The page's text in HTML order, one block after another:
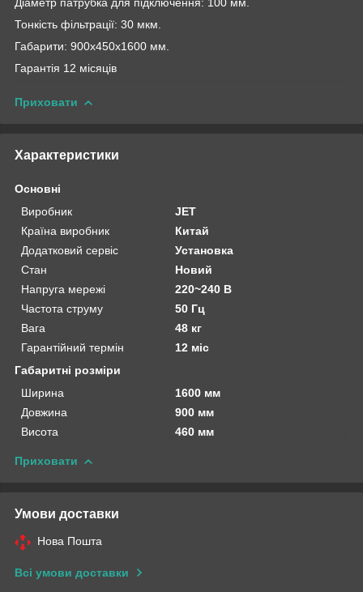
Тонкість фільтрації: 30 мкм.
Габарити: 900х450х1600 мм.
Гарантія 12 місяців
Приховати
Характеристики
Основні
Виробник
JET
Країна виробник
Китай
Додатковий сервіс
Установка
Стан
Новий
Напруга мережі
220~240 В
Частота струму
50 Гц
Вага
48 кг
Гарантійний термін
12 міс
Габаритні розміри
Ширина
1600 мм
Довжина
900 мм
Висота
460 мм
Приховати
Умови доставки
Нова Пошта
Всі умови доставки